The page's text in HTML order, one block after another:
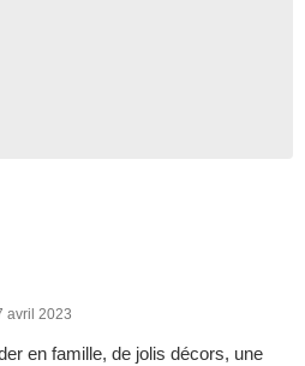
avril 2023
en famille, de jolis décors, une